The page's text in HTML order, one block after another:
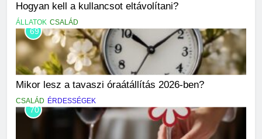
Hogyan kell a kullancsot eltávolítani?
ÁLLATOK CSALÁD
69
Mikor lesz a tavaszi óraátállítás 2026-ben?
CSALÁD ÉRDESSÉGEK
70